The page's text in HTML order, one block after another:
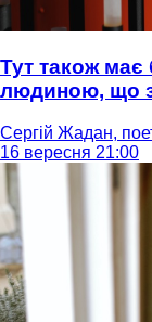
Тут також має
людиною, що
Сергій Жадан,
16 вересня 21:00